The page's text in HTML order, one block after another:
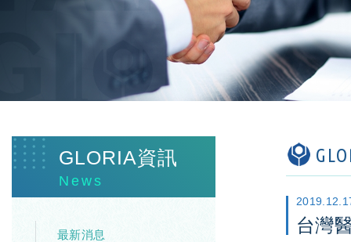
GLORIA資訊
News
最新消息 台灣